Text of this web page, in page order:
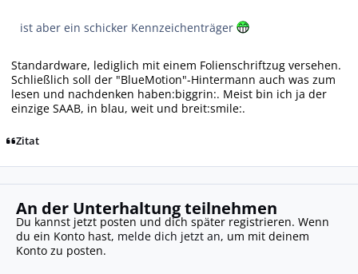
ist aber ein schicker Kennzeichenträger
Standardware, lediglich mit einem Folienschriftzug versehen.
Schließlich soll der "BlueMotion"-Hintermann auch was zum
lesen und nachdenken haben:biggrin:. Meist bin ich ja der
einzige SAAB, in blau, weit und breit:smile:.
Zitat
An der Unterhaltung teilnehmen
Du kannst jetzt posten und dich später registrieren. Wenn
du ein Konto hast, melde dich jetzt an, um mit deinem
Konto zu posten.